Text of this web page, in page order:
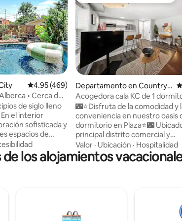
evaluacionesCalificación promedio: 4.95 de 5; 469
4.95 (469)
• Cerca del
de siglo lleno
el interior
sofisticada y
espacios de
trasero para
de cedro, la
temporada y la
restaurantes y
El huésped
Departamento en Country
Club Plaza
Acogedora cala KC de 1
de la famosa zona de Plaza
🌃⭐Disfruta de la comodidad y
conveniencia en nuestro oasis
dormitorio en Plaza⭐🌃 Ubicado en el
principal distrito comercial y
gastronómico de KC, este
comodidad y estilo. Disfruta
paseo a las famosas tiendas,
estar después de un día de
La cocina totalmente equipada
comer fácilmente en casa o
Valor · Ubicación · Hospitalidad
los alojamientos